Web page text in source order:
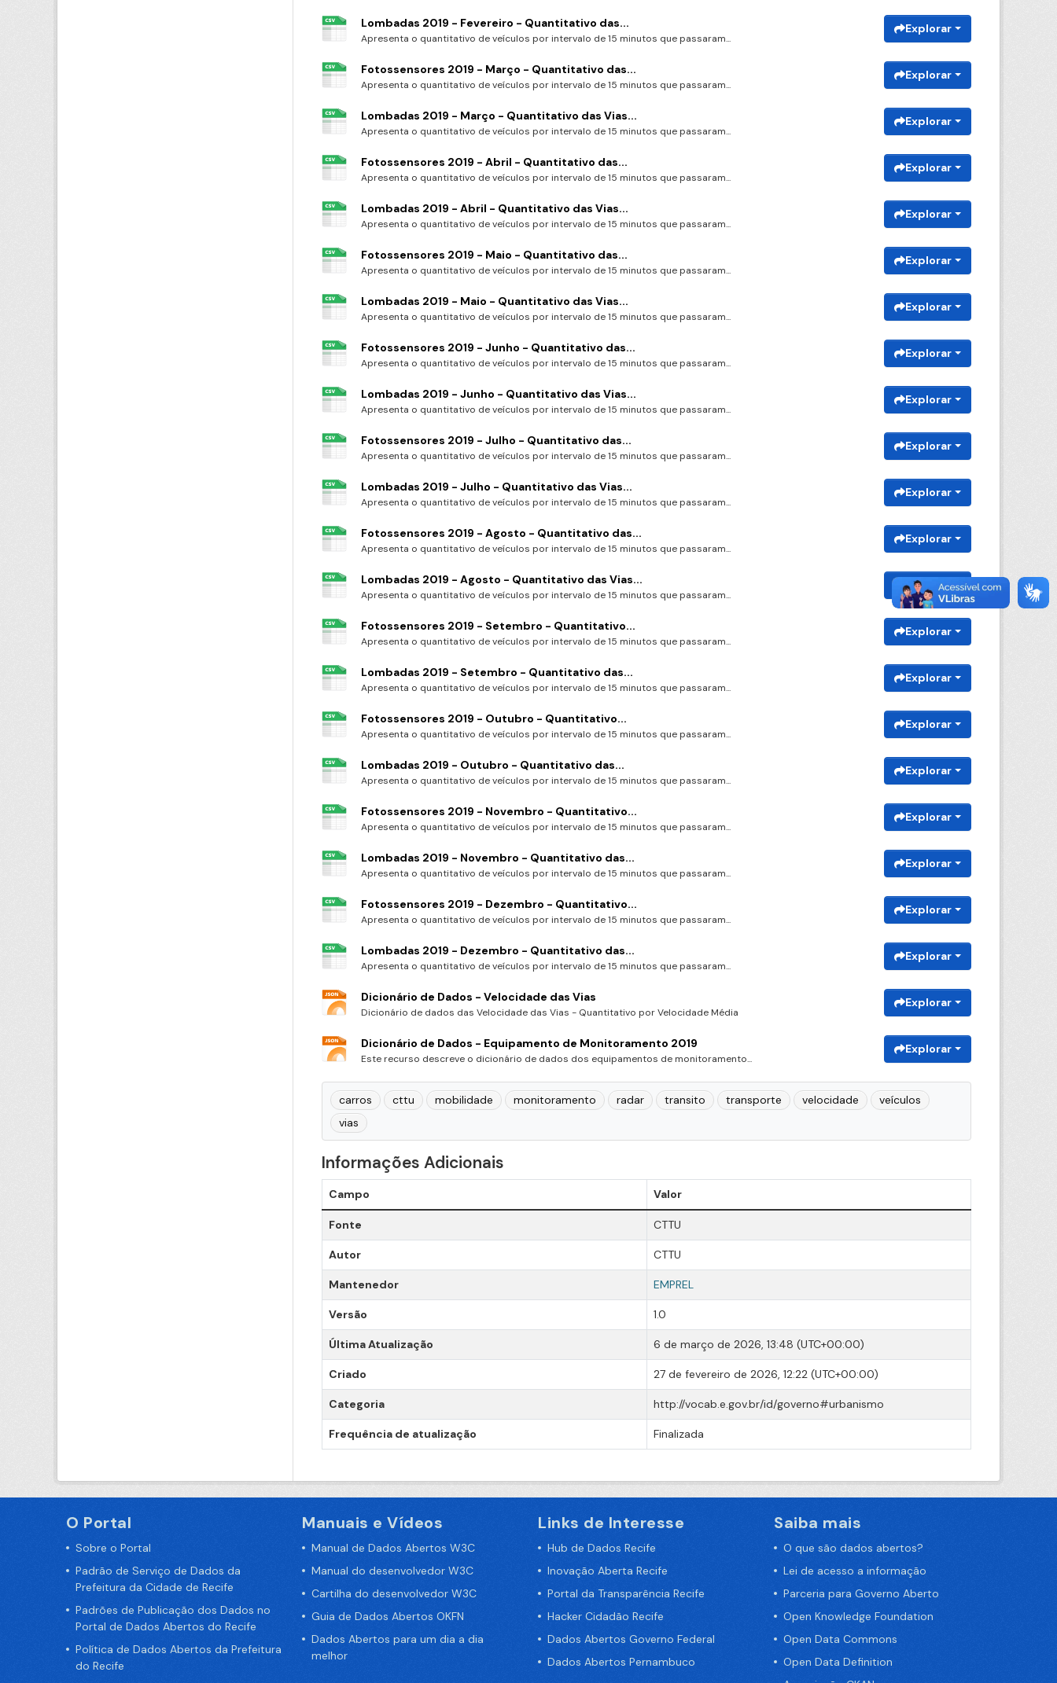
Lombadas 2019 - Fevereiro - Quantitativo das...
Apresenta o quantitativo de veículos por intervalo de 15 minutos que passaram...
Explorar
Fotossensores 2019 - Março - Quantitativo das...
Apresenta o quantitativo de veículos por intervalo de 15 minutos que passaram...
Explorar
Lombadas 2019 - Março - Quantitativo das Vias...
Apresenta o quantitativo de veículos por intervalo de 15 minutos que passaram...
Explorar
Fotossensores 2019 - Abril - Quantitativo das...
Apresenta o quantitativo de veículos por intervalo de 15 minutos que passaram...
Explorar
Lombadas 2019 - Abril - Quantitativo das Vias...
Apresenta o quantitativo de veículos por intervalo de 15 minutos que passaram...
Explorar
Fotossensores 2019 - Maio - Quantitativo das...
Apresenta o quantitativo de veículos por intervalo de 15 minutos que passaram...
Explorar
Lombadas 2019 - Maio - Quantitativo das Vias...
Apresenta o quantitativo de veículos por intervalo de 15 minutos que passaram...
Explorar
Fotossensores 2019 - Junho - Quantitativo das...
Apresenta o quantitativo de veículos por intervalo de 15 minutos que passaram...
Explorar
Lombadas 2019 - Junho - Quantitativo das Vias...
Apresenta o quantitativo de veículos por intervalo de 15 minutos que passaram...
Explorar
Fotossensores 2019 - Julho - Quantitativo das...
Apresenta o quantitativo de veículos por intervalo de 15 minutos que passaram...
Explorar
Lombadas 2019 - Julho - Quantitativo das Vias...
Apresenta o quantitativo de veículos por intervalo de 15 minutos que passaram...
Explorar
Fotossensores 2019 - Agosto - Quantitativo das...
Apresenta o quantitativo de veículos por intervalo de 15 minutos que passaram...
Explorar
Lombadas 2019 - Agosto - Quantitativo das Vias...
Apresenta o quantitativo de veículos por intervalo de 15 minutos que passaram...
Explorar
Fotossensores 2019 - Setembro - Quantitativo...
Apresenta o quantitativo de veículos por intervalo de 15 minutos que passaram...
Explorar
Lombadas 2019 - Setembro - Quantitativo das...
Apresenta o quantitativo de veículos por intervalo de 15 minutos que passaram...
Explorar
Fotossensores 2019 - Outubro - Quantitativo...
Apresenta o quantitativo de veículos por intervalo de 15 minutos que passaram...
Explorar
Lombadas 2019 - Outubro - Quantitativo das...
Apresenta o quantitativo de veículos por intervalo de 15 minutos que passaram...
Explorar
Fotossensores 2019 - Novembro - Quantitativo...
Apresenta o quantitativo de veículos por intervalo de 15 minutos que passaram...
Explorar
Lombadas 2019 - Novembro - Quantitativo das...
Apresenta o quantitativo de veículos por intervalo de 15 minutos que passaram...
Explorar
Fotossensores 2019 - Dezembro - Quantitativo...
Apresenta o quantitativo de veículos por intervalo de 15 minutos que passaram...
Explorar
Lombadas 2019 - Dezembro - Quantitativo das...
Apresenta o quantitativo de veículos por intervalo de 15 minutos que passaram...
Explorar
Dicionário de Dados - Velocidade das Vias
Dicionário de dados das Velocidade das Vias - Quantitativo por Velocidade Média
Explorar
Dicionário de Dados - Equipamento de Monitoramento 2019
Este recurso descreve o dicionário de dados dos equipamentos de monitoramento...
Explorar
carros cttu mobilidade monitoramento radar transito transporte velocidade
veículos
vias
Informações Adicionais
Campo Valor
Fonte CTTU
Autor CTTU
Mantenedor EMPREL
Versão 1.0
Última Atualização 6 de março de 2026, 13:48 (UTC+00:00)
Criado 27 de fevereiro de 2026, 12:22 (UTC+00:00)
Categoria http://vocab.e.gov.br/id/governo#urbanismo
Frequência de atualização Finalizada
O Portal
Sobre o Portal
Padrão de Serviço de Dados da
Prefeitura da Cidade de Recife
Padrões de Publicação dos Dados no
Portal de Dados Abertos do Recife
Política de Dados Abertos da Prefeitura
do Recife
Manuais e Vídeos
Manual de Dados Abertos W3C
Manual do desenvolvedor W3C
Cartilha do desenvolvedor W3C
Guia de Dados Abertos OKFN
Dados Abertos para um dia a dia
melhor
Links de Interesse
Hub de Dados Recife
Inovação Aberta Recife
Portal da Transparência Recife
Hacker Cidadão Recife
Dados Abertos Governo Federal
Dados Abertos Pernambuco
Saiba mais
O que são dados abertos?
Lei de acesso a informação
Parceria para Governo Aberto
Open Knowledge Foundation
Open Data Commons
Open Data Definition